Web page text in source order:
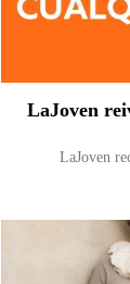
LaJoven
LaJoven